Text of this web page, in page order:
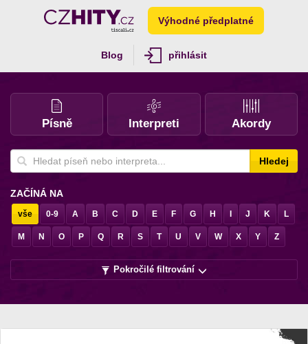
Výhodné předplatné
Blog přihlásit
Písně Interpreti Akordy
Hledej
ZAČÍNÁ NA
vše 0-9 A B C D E F G H J K L
M N O P Q R S T U V W X Y Z
Pokročilé filtrování